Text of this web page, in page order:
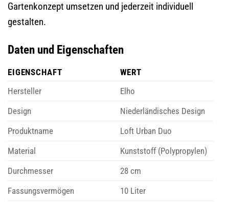
Gartenkonzept umsetzen und jederzeit individuell
gestalten.
Daten und Eigenschaften
EIGENSCHAFT
WERT
Hersteller
Elho
Design
Niederländisches Design
Produktname
Loft Urban Duo
Material
Kunststoff (Polypropylen)
Durchmesser
28 cm
Fassungsvermögen
10 Liter